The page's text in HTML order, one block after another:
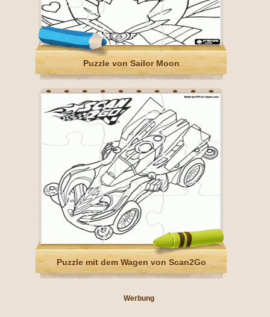
Puzzle von Sailor Moon
Puzzle mit dem Wagen von Scan2Go
Werbung